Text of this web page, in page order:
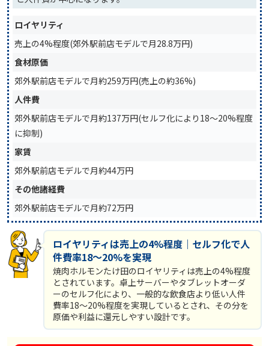
ロイヤリティ
売上の4%程度(郊外駅前店モデルで月28.8万円)
食材原価
郊外駅前店モデルで月約259万円(売上の約36%)
人件費
郊外駅前店モデルで月約137万円(セルフ化により18〜20%程度
に抑制)
家賃
郊外駅前店モデルで月約44万円
その他諸経費
郊外駅前店モデルで月約72万円
ロイヤリティは売上の4%程度｜セルフ化で人
件費率18〜20%を実現
焼肉ホルモンたけ田のロイヤリティは売上の4%程度
とされています。卓上サーバーやタブレットオーダ
ーのセルフ化により、一般的な飲食店より低い人件
費率18〜20%程度を実現しているとされ、その分を
原価や利益に還元しやすい設計です。